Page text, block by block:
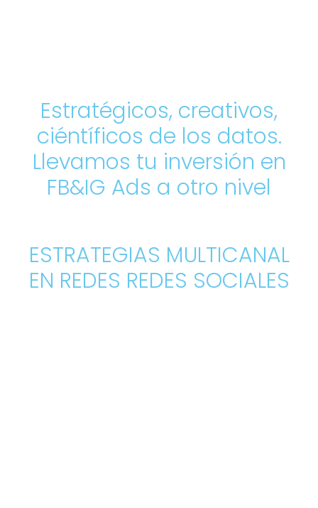
Estratégicos, creativos,
ciéntíficos de los datos.
Llevamos tu inversión en
FB&IG Ads a otro nivel
ESTRATEGIAS MULTICANAL
EN REDES REDES SOCIALES